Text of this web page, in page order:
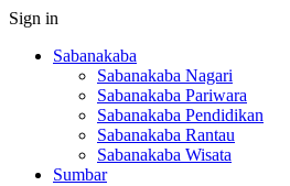
Sign in
Sabanakaba
Sabanakaba Nagari
Sabanakaba Pariwara
Sabanakaba Pendidikan
Sabanakaba Rantau
Sabanakaba Wisata
Sumbar